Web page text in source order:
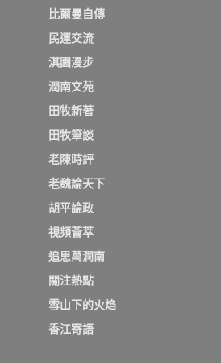
比爾曼自傳
民運交流
淇園漫步
潤南文苑
田牧新著
田牧筆談
老陳時評
老魏論天下
胡平論政
視頻薈萃
追思萬潤南
關注熱點
雪山下的火焰
香江寄語